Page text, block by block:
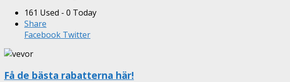
161 Used - 0 Today
Share
Facebook Twitter
Få de bästa rabatterna här!